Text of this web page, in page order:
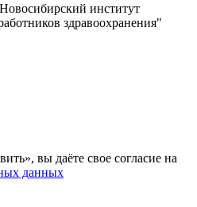
институт
здравоохранения"
вы даёте свое согласие на
данных